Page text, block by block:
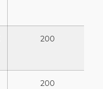
200
200